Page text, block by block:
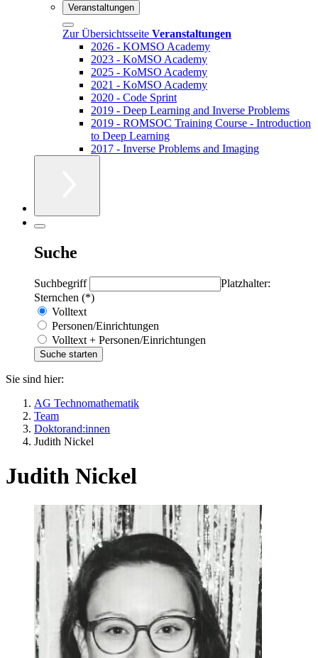
Veranstaltungen
Zur Übersichtsseite Veranstaltungen
2026 - KOMSO Academy
2023 - KoMSO Academy
2025 - KoMSO Academy
2021 - KoMSO Academy
2020 - Code Sprint
2019 - Deep Learning and Inverse Problems
2019 - ROMSOC Training Course - Introduction
to Deep Learning
2017 - Inverse Problems and Imaging
Suche
Suchbegriff
Platzhalter:
Sternchen (*)
Volltext
Personen/Einrichtungen
Volltext + Personen/Einrichtungen
Sie sind hier:
AG Technomathematik
Team
Doktorand:innen
Judith Nickel
Judith Nickel